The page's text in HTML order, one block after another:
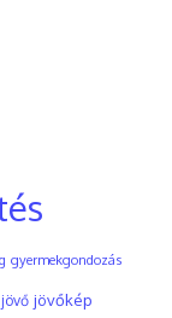
gyermekgondozás
jövő jövőkép